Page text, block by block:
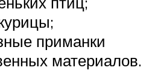
приманки
материалов.